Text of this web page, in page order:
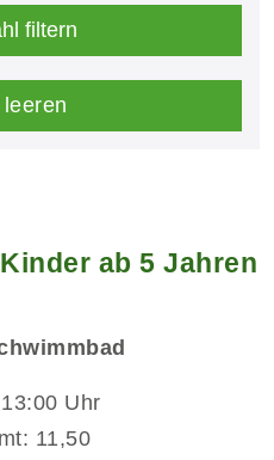
filtern
ab 5 Jahren
Uhr
11,50